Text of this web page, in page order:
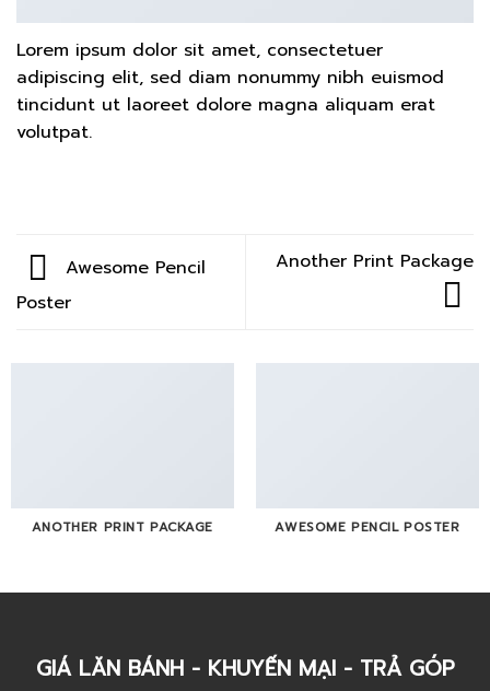
Lorem ipsum dolor sit amet, consectetuer
adipiscing elit, sed diam nonummy nibh euismod
tincidunt ut laoreet dolore magna aliquam erat
volutpat.
Awesome Pencil
Poster
Another Print Package
ANOTHER PRINT PACKAGE AWESOME PENCIL POSTER
GIÁ LĂN BÁNH - KHUYẾN MẠI - TRẢ GÓP